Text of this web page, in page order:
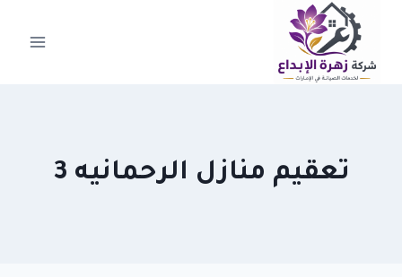
التجاوز
المحتوى
تعقيم منازل الرحمانيه 3